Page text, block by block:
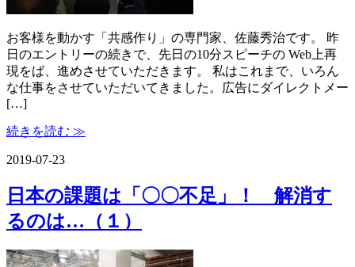
お客様を動かす「共感作り」の専門家、佐藤秀治です。 昨
日のエントリーの続きで、先日の10分スピーチの Web上再
現をば、進めさせていただきます。 私はこれまで、いろん
な仕事をさせていただいてきました。広告にダイレクトメー
[…]
続きを読む ≫
2019-07-23
日本の課題は「〇〇不足」！ 解消す
るのは…（１）